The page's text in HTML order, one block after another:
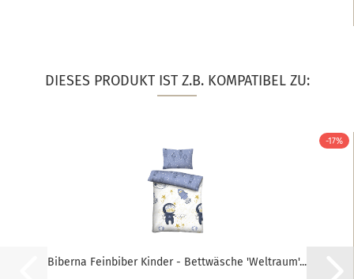
DIESES PRODUKT IST Z.B. KOMPATIBEL ZU:
-17%
Biberna Feinbiber Kinder - Bettwäsche 'Weltraum'...